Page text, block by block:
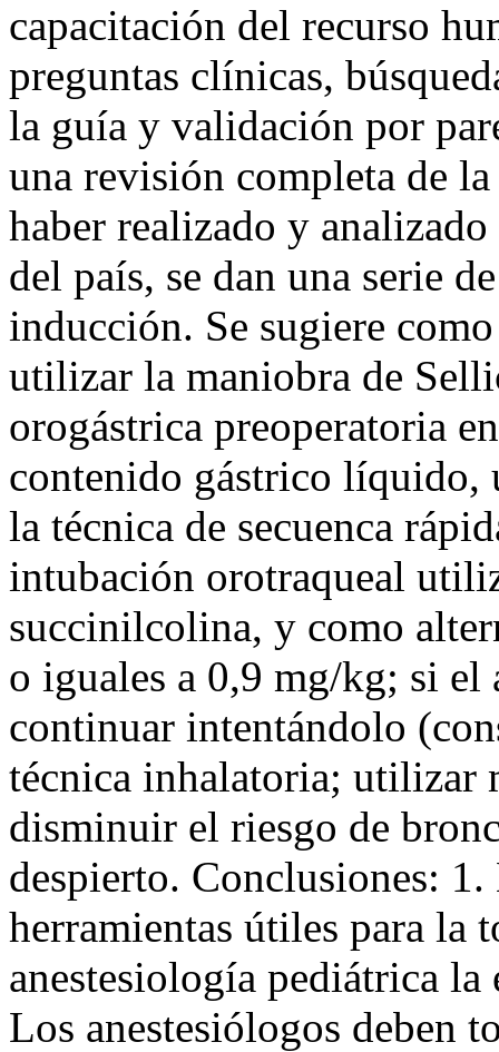
capacitación del recurso
preguntas clínicas,
la guía y validación por
una revisión completa de
haber realizado y analizado
del país, se dan una serie
inducción. Se sugiere
utilizar la maniobra de
orogástrica preoperatoria
contenido gástrico líquido,
la técnica de secuenca
intubación orotraqueal
succinilcolina, y como
o iguales a 0,9 mg/kg; si el
continuar intentándolo
técnica inhalatoria; utilizar
disminuir el riesgo de
despierto. Conclusiones:
herramientas útiles para la
anestesiología pediátrica la
Los anestesiólogos deben